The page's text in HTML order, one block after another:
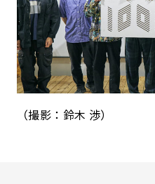
（撮影：鈴木 渉）